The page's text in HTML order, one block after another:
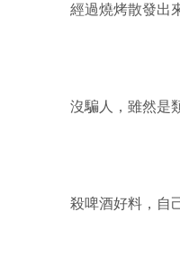
經過燒烤散發出
沒騙人，雖然是
殺啤酒好料，自